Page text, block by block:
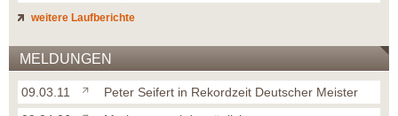
weitere Laufberichte
MELDUNGEN
09.03.11
Peter Seifert in Rekordzeit Deutscher Meister